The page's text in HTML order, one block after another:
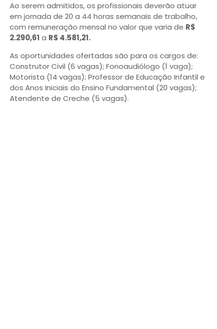
Ao serem admitidos, os profissionais deverão atuar
em jornada de 20 a 44 horas semanais de trabalho,
com remuneração mensal no valor que varia de R$
2.290,61 a R$ 4.581,21.
As oportunidades ofertadas são para os cargos de:
Construtor Civil (6 vagas); Fonoaudiólogo (1 vaga);
Motorista (14 vagas); Professor de Educação Infantil e
dos Anos Iniciais do Ensino Fundamental (20 vagas);
Atendente de Creche (5 vagas).